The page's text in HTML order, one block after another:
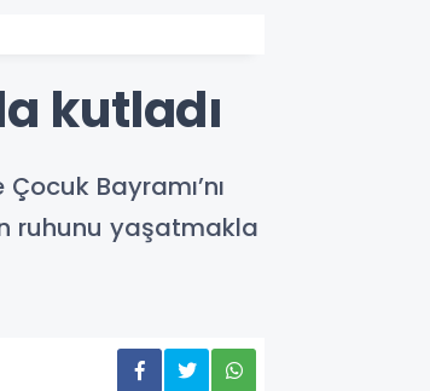
kutladı
Bayramı’nı
ruhunu yaşatmakla